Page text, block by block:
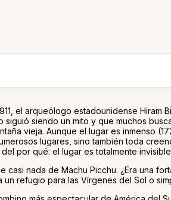
el arqueólogo estadounidense
siendo un mito y que muchos
vieja. Aunque el lugar es inmenso
lugares, sino también toda
por qué: el lugar es totalmente
nada de Machu Picchu. ¿Era una
refugio para las Vírgenes del Sol o